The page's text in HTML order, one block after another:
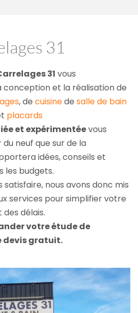
31
31 vous
et la réalisation de
, de cuisine de salle de bain
placards
et expérimentée vous
du neuf que sur de la
idées, conseils et
les budgets.
nous avons donc mis
services pour simplifier votre
délais.
votre étude de
devis gratuit.